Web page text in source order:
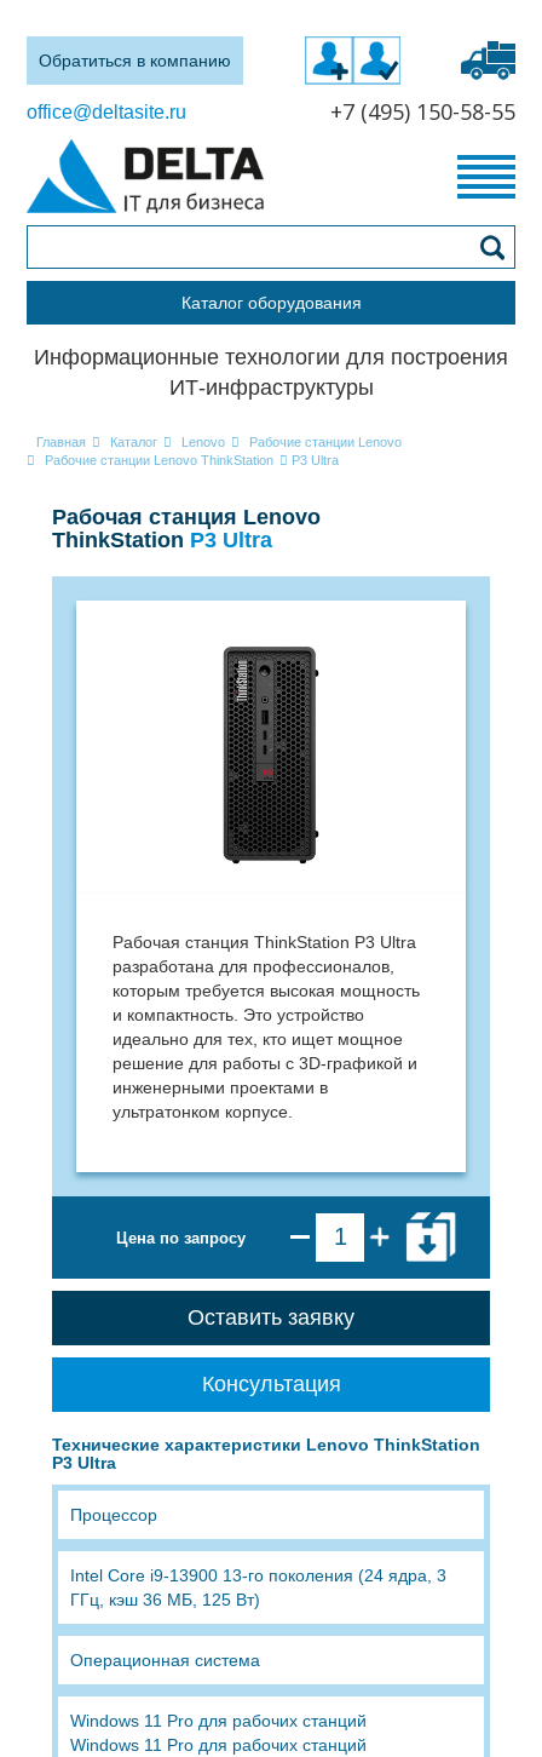
Обратиться в компанию
office@deltasite.ru +7 (495) 150-58-55
Каталог оборудования
Информационные технологии для построения
ИТ-инфраструктуры
Главная Каталог Lenovo
Рабочие станции Lenovo
Рабочие станции Lenovo ThinkStation
P3 Ultra
Рабочая станция Lenovo
ThinkStation P3 Ultra
Рабочая станция ThinkStation P3 Ultra
разработана для профессионалов,
которым требуется высокая мощность
и компактность. Это устройство
идеально для тех, кто ищет мощное
решение для работы с 3D-графикой и
инженерными проектами в
ультратонком корпусе.
Цена по запросу
Оставить заявку
Консультация
Технические характеристики Lenovo ThinkStation
P3 Ultra
Процессор
Intel Core i9-13900 13-го поколения (24 ядра, 3
ГГц, кэш 36 МБ, 125 Вт)
Операционная система
Windows 11 Pro для рабочих станций
Windows 11 Pro для рабочих станций